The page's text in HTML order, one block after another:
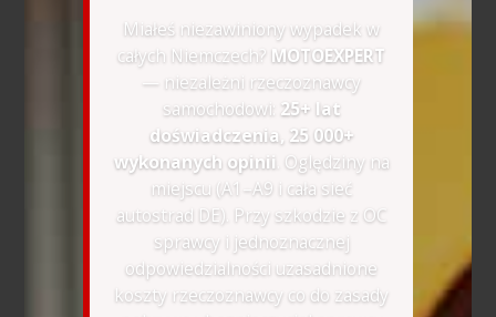
Miałeś niezawiniony wypadek w
całych Niemczech? MOTOEXPERT
— niezależni rzeczoznawcy
samochodowi: 25+ lat
doświadczenia, 25 000+
wykonanych opinii . Oględziny na
miejscu (A1–A9 i cała sieć
autostrad DE). Przy szkodzie z OC
sprawcy i jednoznacznej
odpowiedzialności uzasadnione
koszty rzeczoznawcy co do zasady